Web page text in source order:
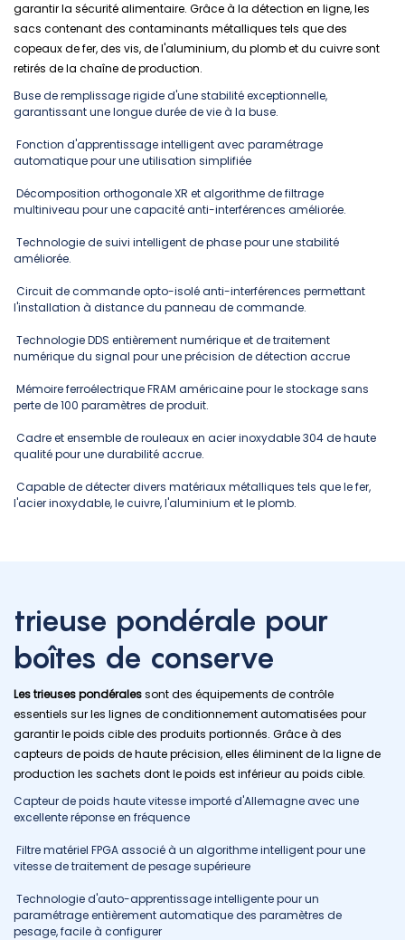
garantir la sécurité alimentaire. Grâce à la détection en ligne, les
sacs contenant des contaminants métalliques tels que des
copeaux de fer, des vis, de l'aluminium, du plomb et du cuivre sont
retirés de la chaîne de production.
Buse de remplissage rigide d'une stabilité exceptionnelle,
garantissant une longue durée de vie à la buse.
Fonction d'apprentissage intelligent avec paramétrage
automatique pour une utilisation simplifiée
Décomposition orthogonale XR et algorithme de filtrage
multiniveau pour une capacité anti-interférences améliorée.
Technologie de suivi intelligent de phase pour une stabilité
améliorée.
Circuit de commande opto-isolé anti-interférences permettant
l'installation à distance du panneau de commande.
Technologie DDS entièrement numérique et de traitement
numérique du signal pour une précision de détection accrue
Mémoire ferroélectrique FRAM américaine pour le stockage sans
perte de 100 paramètres de produit.
Cadre et ensemble de rouleaux en acier inoxydable 304 de haute
qualité pour une durabilité accrue.
Capable de détecter divers matériaux métalliques tels que le fer,
l'acier inoxydable, le cuivre, l'aluminium et le plomb.
trieuse pondérale pour
boîtes de conserve
Les trieuses pondéralessont des équipements de contrôle
essentiels sur les lignes de conditionnement automatisées pour
garantir le poids cible des produits portionnés. Grâce à des
capteurs de poids de haute précision, elles éliminent de la ligne de
production les sachets dont le poids est inférieur au poids cible.
Capteur de poids haute vitesse importé d'Allemagne avec une
excellente réponse en fréquence
Filtre matériel FPGA associé à un algorithme intelligent pour une
vitesse de traitement de pesage supérieure
Technologie d'auto-apprentissage intelligente pour un
paramétrage entièrement automatique des paramètres de
pesage, facile à configurer